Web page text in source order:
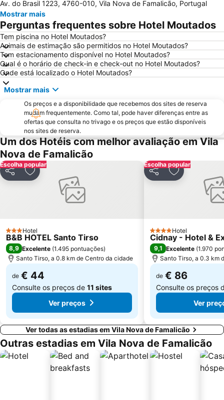
Magikland
Pavilhão Rosa Mota
Norteshopping
Rua Santa Catarina
Baixa
Centro Histórico do Porto
Casa da Música
Parque & Zoo Santo Inácio
Estação São Bento
Aver-o-Mar Beach
Santuário de São Bento da Porta Aberta
Matosinhos Beach
Praia da Aguda
Hotel Solverde Beach
Ponte Dom Luís I
da Póvoa de Varzim
da Madalena
Praia Fluvial de Vilar da Veiga
Edificio da Alfândega
Braga Parque
Estádio Municipal de Braga - Estádio AXA
Aldeia Rural Preservada de Quintandona
Palacio do Freixo
Mindelo Beach
Bom Jesus do Monte
Casino de Espinho
Parque do Palácio de Cristal
Arrábida Shopping
Praia de Esposende
Aquático de Fafe
Azurara Beach
Av. do Brasil 1223, 4760-010, Vila Nova de Famalicão, Portugal
Mostrar mais
Perguntas frequentes sobre Hotel Moutados
Tem piscina no Hotel Moutados?
Animais de estimação são permitidos no Hotel Moutados?
Tem estacionamento disponível no Hotel Moutados?
Qual é o horário de check-in e check-out no Hotel Moutados?
Onde está localizado o Hotel Moutados?
Mostrar mais
Os preços e a disponibilidade que recebemos dos sites de reserva
mudam frequentemente. Como tal, pode haver diferenças entre as
ofertas que consulta no trivago e os preços que estão disponíveis
nos sites de reserva.
Um dos Hotéis com melhor avaliação em Vila
Nova de Famalicão
Escolha popular
PartilharAdicionar aos favoritos
3 Estrelas
Hotel
B&B HOTEL Santo Tirso
8,9 Excelente (1.495 pontuações)
Santo Tirso, a 0.8 km de Centro da cidade
de € 44
Consulte os preços de 11 sites
Ver preços
Escolha popular
PartilharAdicionar
4 Estrelas
Hotel
Cidnay - Hotel &
9,1 Excelente (1.970
Santo Tirso, a 0.3 km
de € 86
Consulte os preços
Ver
Ver todas as estadias em Vila Nova de Famalicão
Outras estadias em Vila Nova de Famalicão